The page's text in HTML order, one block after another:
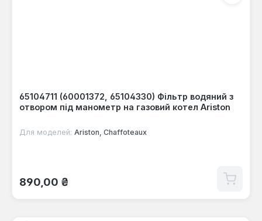
65104711 (60001372, 65104330) Фільтр водяний з
отвором під манометр на газовий котел Ariston
Для моделей: Ariston, Chaffoteaux
Звичайна ціна:
890,00 ₴